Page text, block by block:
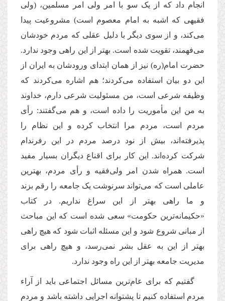
انجام داد که از یک سو با امر ولی امر مسلمین، (ولی
فقیهی که اشبه به امام معصوم است) مشروعیت پیدا
می‌کند، و از سوی دیگر با دلیل عقلی که مردم خودشان
می‌فهمند، تقویت شده است. بهتر از این راهی وجود ندارد.
حضرت امام(ره) نیز از همان ابتدای ورودشان به ایران از
این دو بیان استفاده می‌کردند؛ هم اشاره می‌کردند که
وظیفه شرعی است، من مسئولیت شرعی دارم، خداوند
به من این مأموریت را داده است، و هم می‌گفتند: رأی
مردم است، مردم مرا انتخاب کرده‌ و این نظام را
پذیرفته‌اند، بیش از نود درصد مردم در این رفرندام
شرکت کرده‌اند. این کار برای اقناع دیگران بسیار مفید
است. همراه شدن امر ولی‌فقیه و رأی مردم، بهترین
عاملی است که می‌تواند سرنوشت یک جامعه را رقم بزند
و ما راهی بهتر از این سراغ نداریم. در کتاب
«حکیمانه‌ترین حکومت» سعی شده است که این مباحث
از مبانی شروع شود و این مسئله اثبات شود که هیچ راهی
بهتر از این به عقل بشر نمی‌رسد، و هیچ راهی برای
مدیریت جامعه بهتر از این راه وجود ندارد.
گفتیم که برای عام‌ترین مسائل اجتماعی باید از آراء
مردم استفاده کنیم تا پشتوانه اجرایی داشته باشد و مردم